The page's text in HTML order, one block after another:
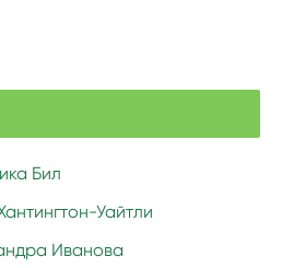
Бил
Уайтли
Иванова